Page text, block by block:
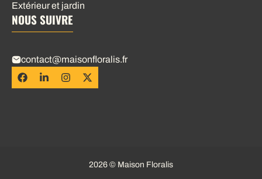
Extérieur et jardin
NOUS SUIVRE
contact@maisonfloralis.fr
2026 © Maison Floralis